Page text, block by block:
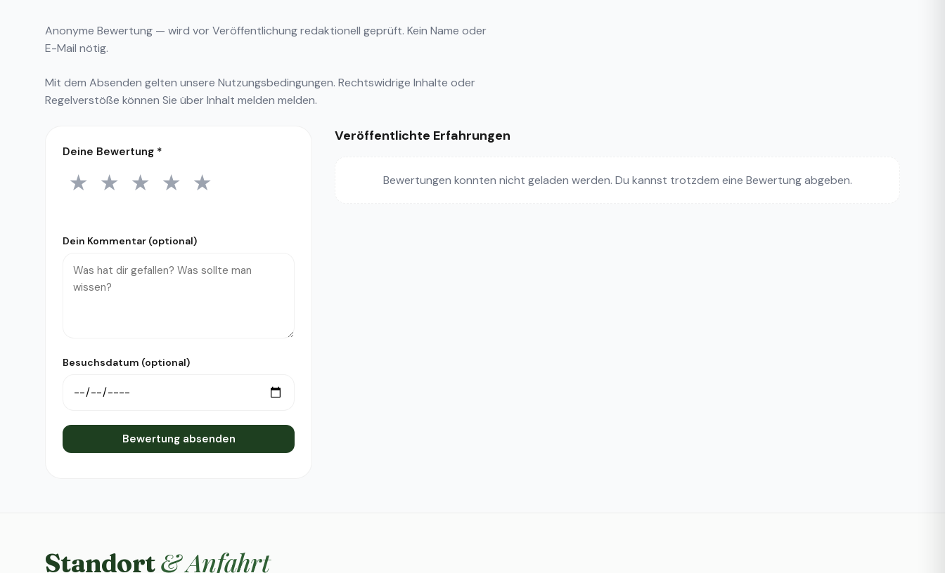
Anonyme Bewertung — wird vor Veröffentlichung redaktionell geprüft. Kein Name oder
E-Mail nötig.
Mit dem Absenden gelten unsere Nutzungsbedingungen. Rechtswidrige Inhalte oder
Regelverstöße können Sie überInhalt melden melden.
Deine Bewertung *
1 Stern
★ 2 Sterne
★ 3 Sterne
★ 4 Sterne
★ 5 Sterne
★
Dein Kommentar (optional)
Besuchsdatum (optional)
Bewertung absenden
Veröffentlichte Erfahrungen
Bewertungen konnten nicht geladen werden. Du kannst trotzdem eine Bewertung abgeben.
Standort& Anfahrt